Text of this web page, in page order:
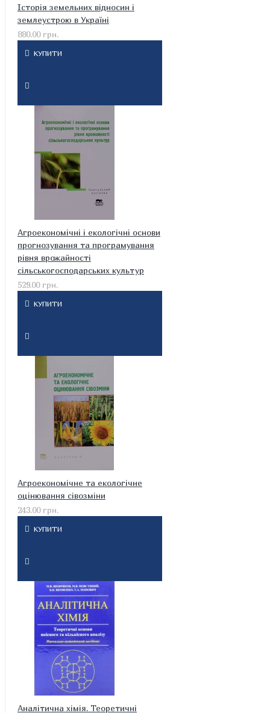
Історія земельних відносин і
землеустрою в Україні
880.00 грн.
КУПИТИ
Агроекономічні і екологічні основи
прогнозування та програмування
рівня врожайності
сільськогосподарських культур
529.00 грн.
КУПИТИ
Агроекономічне та екологічне
оцінювання сівозміни
243.00 грн.
КУПИТИ
Аналітична хімія. Теоретичні